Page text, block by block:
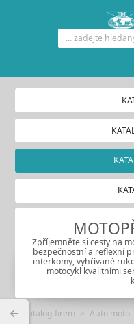
Zpříjemněte si cesty na
bezpečnostní a reflexní
interkomy, vyhřívané
motocykl kvalitními
Katalog firem Auto moto